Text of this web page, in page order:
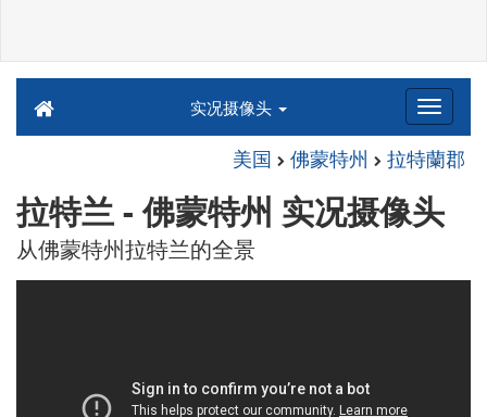
实况摄像头
美国 佛蒙特州 拉特蘭郡
拉特兰 - 佛蒙特州 实况摄像头
从佛蒙特州拉特兰的全景